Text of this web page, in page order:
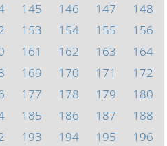
145 146 147
148
153 154 155
156
161 162 163
164
169 170 171
172
177 178 179
180
185 186 187
188
193 194 195
196